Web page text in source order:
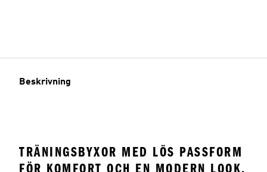
Beskrivning
TRÄNINGSBYXOR MED LÖS PASSFORM
FÖR KOMFORT OCH EN MODERN LOOK.